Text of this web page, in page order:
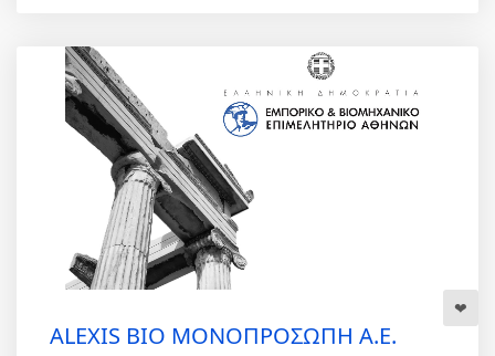
ALEXIS BIO ΜΟΝΟΠΡΟΣΩΠΗ Α.Ε.